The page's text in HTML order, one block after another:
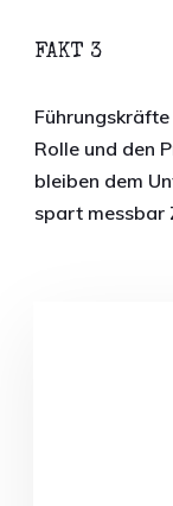
FAKT 3
Rolle und den
bleiben dem
spart messbar